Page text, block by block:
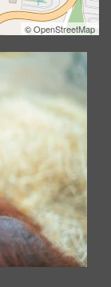
©OpenStreetMap